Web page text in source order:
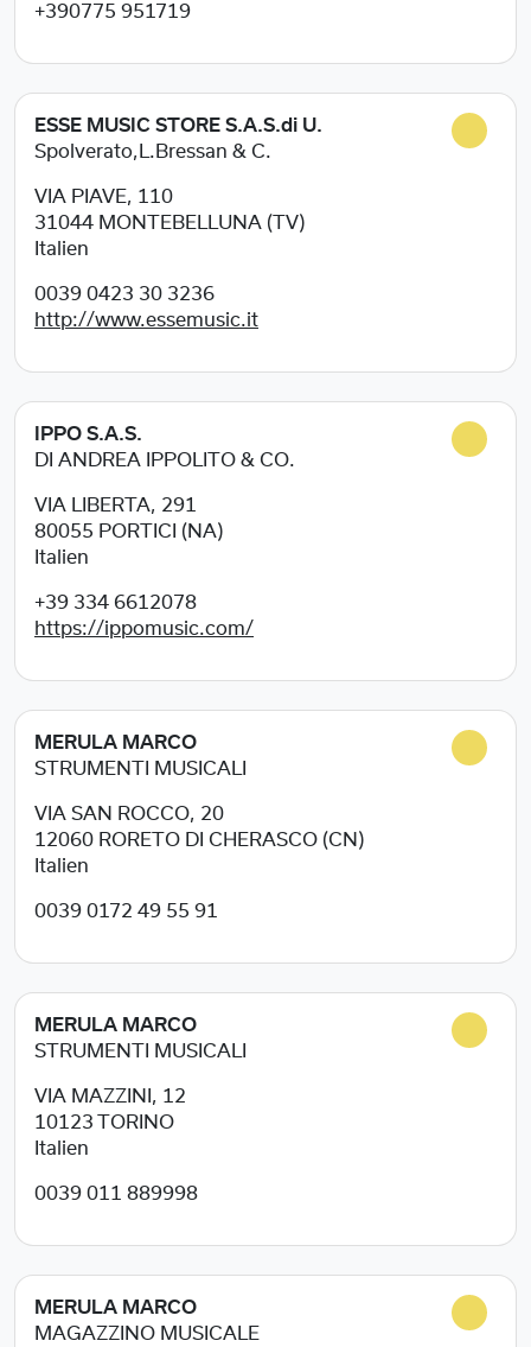
+390775 951719
ESSE MUSIC STORE S.A.S.di U.
Spolverato,L.Bressan & C.
VIA PIAVE, 110
31044 MONTEBELLUNA (TV)
Italien
0039 0423 30 3236
http://www.essemusic.it
IPPO S.A.S.
DI ANDREA IPPOLITO & CO.
VIA LIBERTA, 291
80055 PORTICI (NA)
Italien
+39 334 6612078
https://ippomusic.com/
MERULA MARCO
STRUMENTI MUSICALI
VIA SAN ROCCO, 20
12060 RORETO DI CHERASCO (CN)
Italien
0039 0172 49 55 91
MERULA MARCO
STRUMENTI MUSICALI
VIA MAZZINI, 12
10123
TORINO
Italien
0039 011 889998
MERULA MARCO
MAGAZZINO MUSICALE